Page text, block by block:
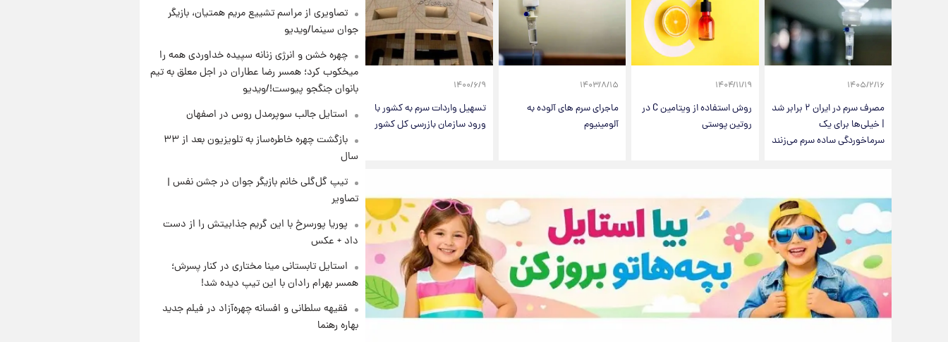
۱۴۰۵/۲/۱۶
مصرف سرم در ایران ۲ برابر شد
| خیلی‌ها برای یک
سرماخوردگی ساده سرم می‌زنند
۱۴۰۴/۱۱/۱۹
روش استفاده از ویتامین C در
روتین پوستی
۱۴۰۳/۸/۱۵
ماجرای سرم های آلوده به
آلومینیوم
۱۴۰۰/۶/۹
تسهیل واردات سرم به کشور با
ورود سازمان بازرسی کل کشور
چهارشنبه ۱۴ مرداد ۱۴۰۵/ نرخ‌ها
ثابت ماند؟ +جدول
۱ روز پیش
علی مطهری: اجرای کامل
بزرگ‌تری برای ایران است
تصاویری از مراسم تشییع مریم همتیان، بازیگر
جوان سینما/ویدیو
چهره خشن و انرژی زنانه سپیده خداوردی همه را
میخکوب کرد؛ همسر رضا عطاران در اجل معلق به تیم
بانوان جنگجو پیوست!/ویدیو
استایل جالب سوپرمدل روس در اصفهان
بازگشت چهره خاطره‌ساز به تلویزیون بعد از ۳۳
سال
تیپ گل‌گلی خانم بازیگر جوان در جشن نفس |
تصاویر
پوریا پورسرخ با این گریم جذابیتش را از دست
داد + عکس
استایل تابستانی مینا مختاری در کنار پسرش؛
همسر بهرام رادان با این تیپ دیده شد!
فقیهه سلطانی و افسانه چهره‌آزاد در فیلم جدید
بهاره رهنما